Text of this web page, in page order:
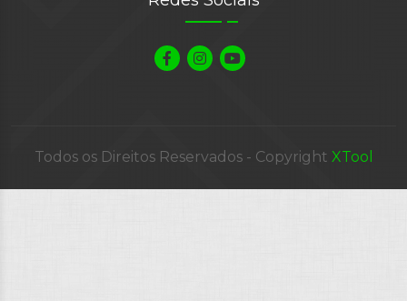
Todos os Direitos Reservados - Copyright XTool